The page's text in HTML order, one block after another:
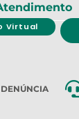
Virtual